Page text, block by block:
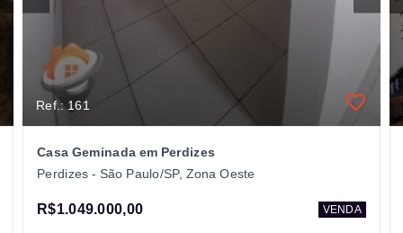
Ref.: 161
Casa Geminada em Perdizes
Perdizes - São Paulo/SP, Zona Oeste
R$1.049.000,00 VENDA